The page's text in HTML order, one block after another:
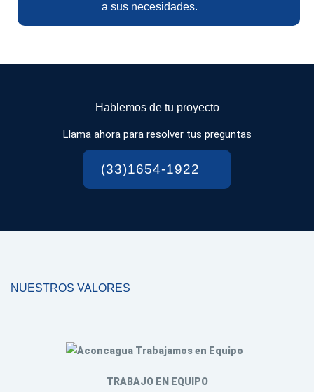
a sus necesidades.
Hablemos de tu proyecto
Llama ahora para resolver tus preguntas
(33)1654-1922
NUESTROS VALORES
HONESTIDAD